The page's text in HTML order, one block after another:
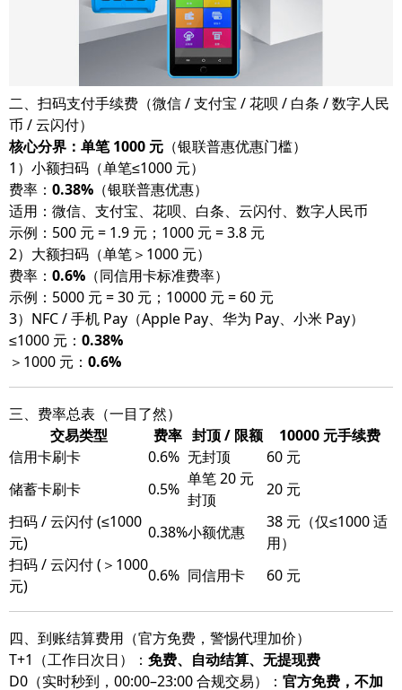
二、扫码支付手续费（微信 / 支付宝 / 花呗 / 白条 / 数字人民
币 / 云闪付）
核心分界：单笔 1000 元 （银联普惠优惠门槛）
1）小额扫码（单笔≤1000 元）
费率： 0.38% （银联普惠优惠）
适用：微信、支付宝、花呗、白条、云闪付、数字人民币
示例：500 元 = 1.9 元；1000 元 = 3.8 元
2）大额扫码（单笔＞1000 元）
费率： 0.6% （同信用卡标准费率）
示例：5000 元 = 30 元；10000 元 = 60 元
3）NFC / 手机 Pay（Apple Pay、华为 Pay、小米 Pay）
≤1000 元： 0.38%
＞1000 元： 0.6%
三、费率总表（一目了然）
交易类型
费率 封顶 / 限额
10000 元手续费
信用卡刷卡
0.6% 无封顶
60 元
储蓄卡刷卡
0.5%
单笔 20 元
封顶
20 元
扫码 / 云闪付 (≤1000
元)
0.38%小额优惠
38 元（仅≤1000 适
用）
扫码 / 云闪付 (＞1000
元)
0.6% 同信用卡 60 元
四、到账结算费用（官方免费，警惕代理加价）
T+1（工作日次日）： 免费、自动结算、无提现费
D0（实时秒到，00:00–23:00 合规交易）： 官方免费，不加